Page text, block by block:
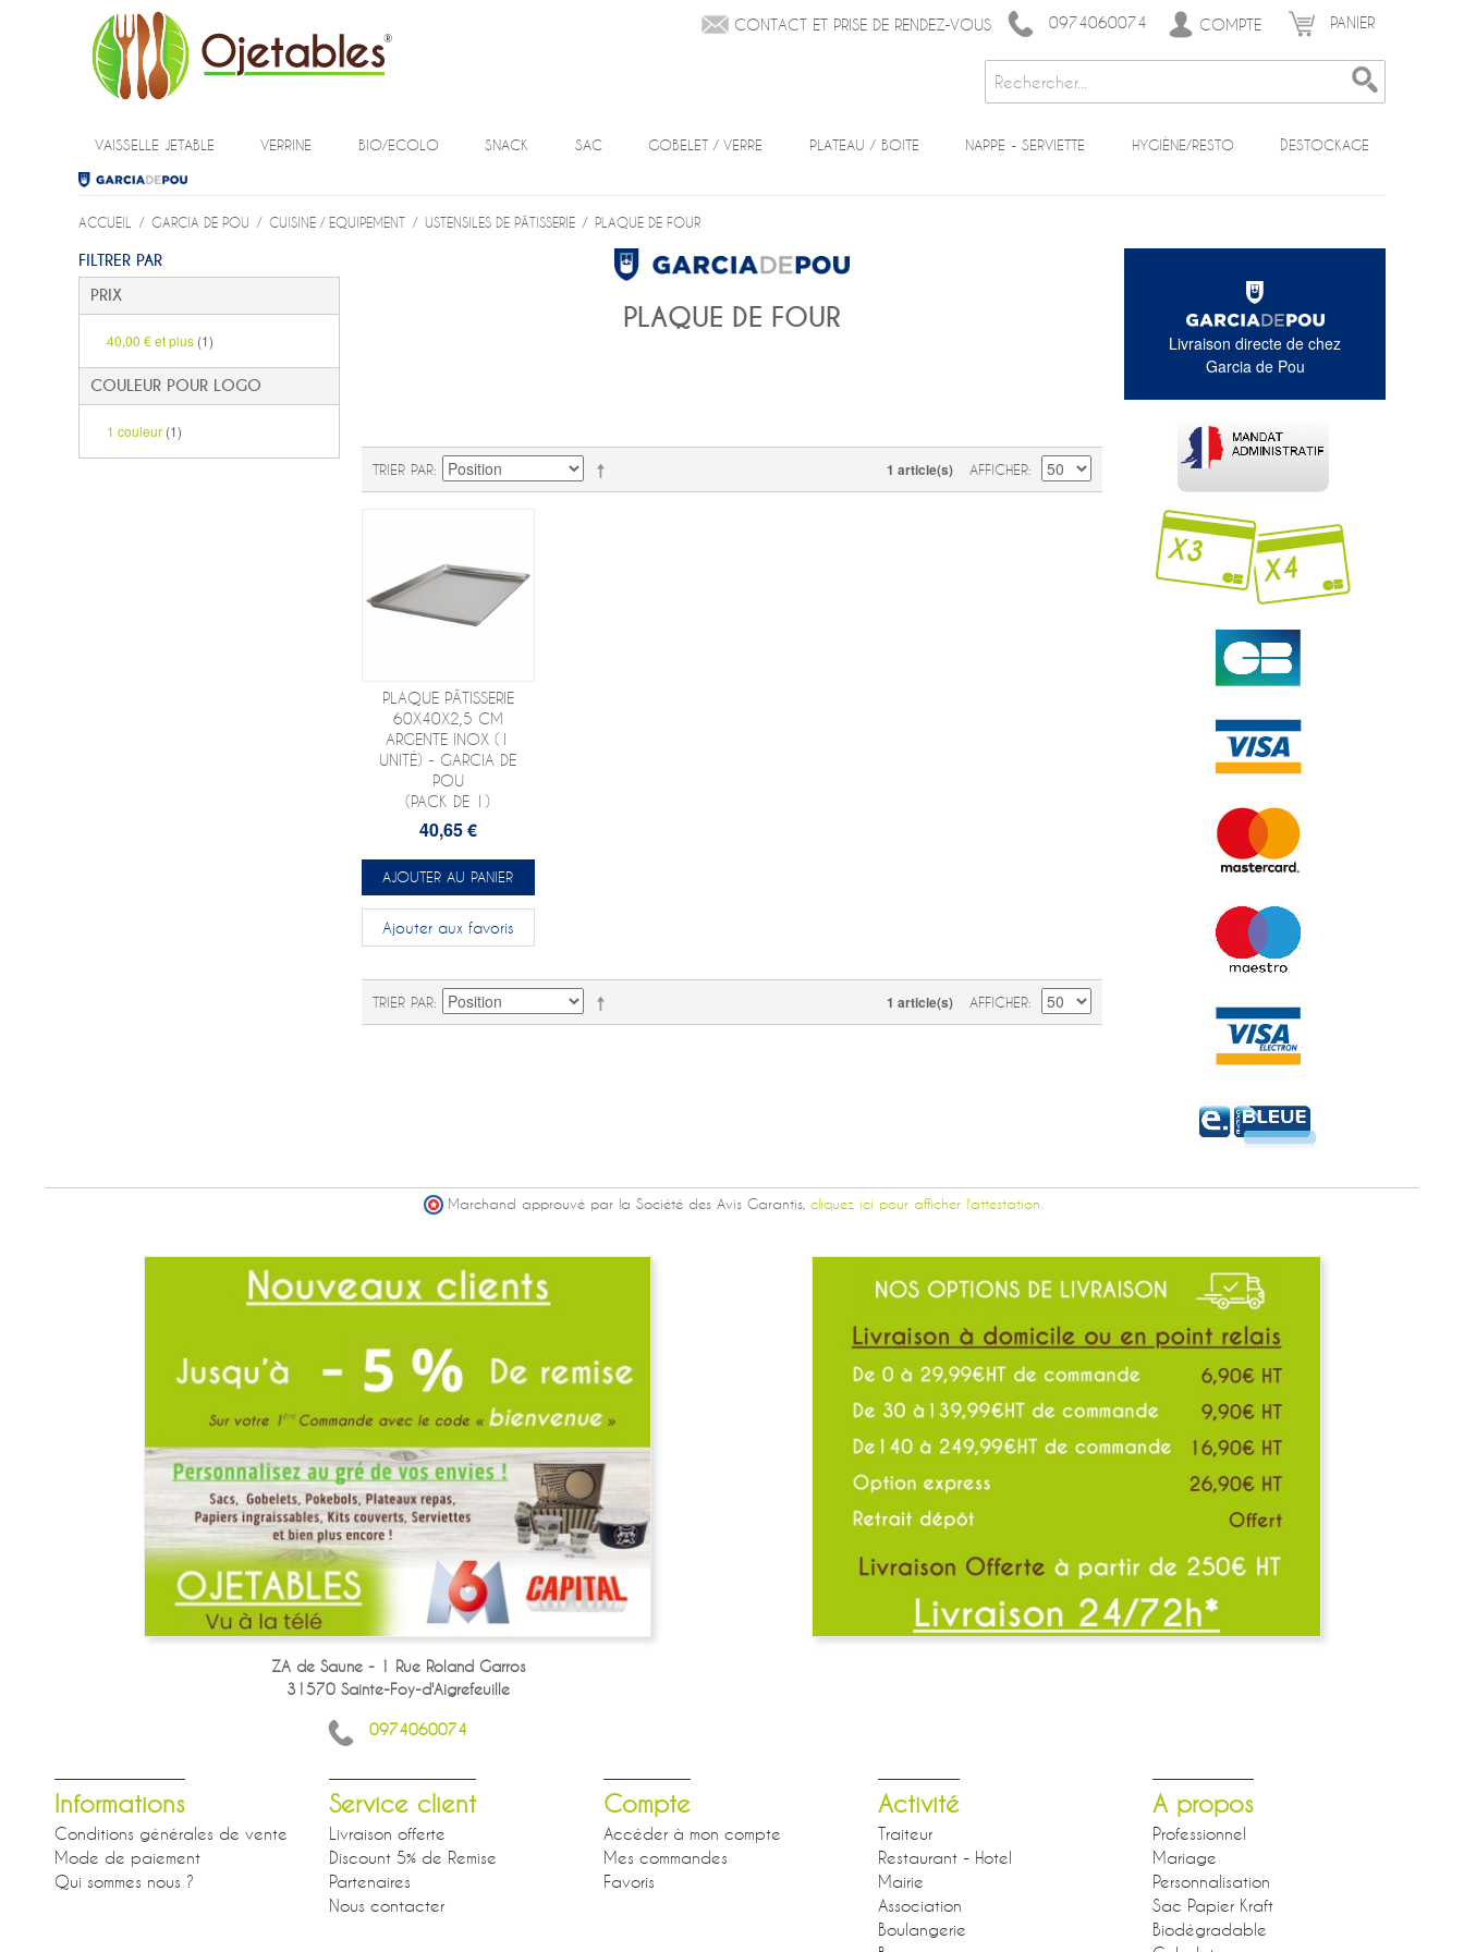
CONTACT ET PRISE DE RENDEZ-VOUS 0974060074 COMPTE PANIER
VAISSELLE JETABLE VERRINE BIO/ECOLO SNACK SAC GOBELET / VERRE PLATEAU / BOITE NAPPE - SERVIETTE HYGIÈNE/RESTO DESTOCKAGE
ACCUEIL / GARCIA DE POU / CUISINE / EQUIPEMENT / USTENSILES DE PÂTISSERIE / PLAQUE DE FOUR
FILTRER PAR
PRIX
40,00 €et plus (1)
COULEUR POUR LOGO
1 couleur (1)
PLAQUE DE FOUR
TRIER PAR 1 article(s) AFFICHER
PLAQUE PÂTISSERIE
60X40X2,5 CM
ARGENTE INOX (1
UNITÉ) - GARCIA DE
POU
(PACK DE 1)
40,65 €
AJOUTER AU PANIER
Ajouter aux favoris
TRIER PAR 1 article(s) AFFICHER
Livraison directe de chez
Garcia de Pou
Marchand approuvé par la Société des Avis Garantis, cliquez ici pour afficher l'attestation.
ZA de Saune - 1 Rue Roland Garros
31570 Sainte-Foy-d'Aigrefeuille
0974060074
Informations
Conditions générales de vente
Mode de paiement
Qui sommes nous ?
Service client
Livraison offerte
Discount 5% de Remise
Partenaires
Nous contacter
Compte
Accéder à mon compte
Mes commandes
Favoris
Activité
Traiteur
Restaurant - Hotel
Mairie
Association
Boulangerie
A propos
Professionnel
Mariage
Personnalisation
Sac Papier Kraft
Biodégradable